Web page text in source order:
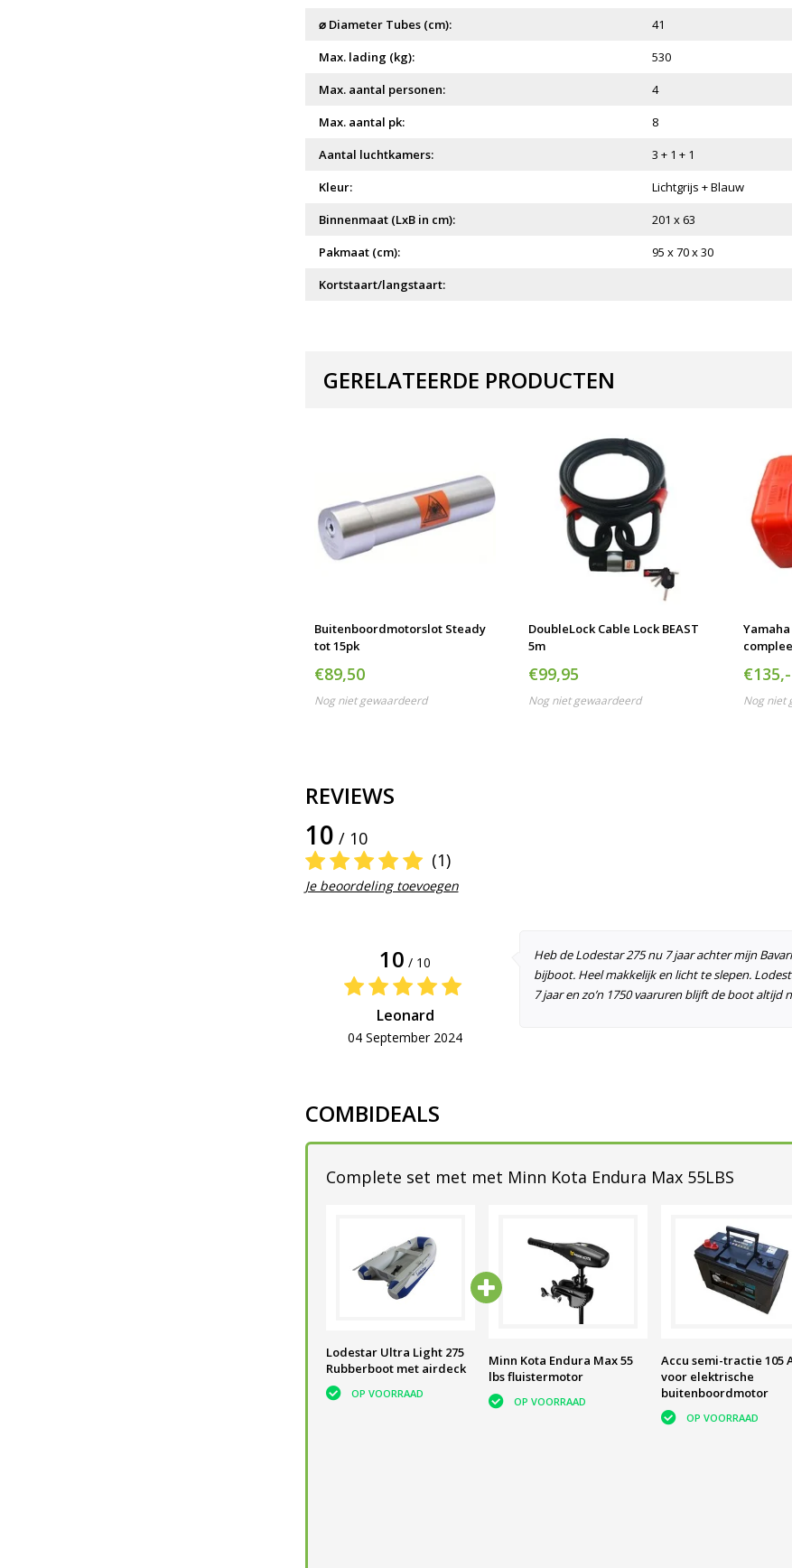
⌀ Diameter Tubes (cm):
41
Max. lading (kg):
530
Max. aantal personen:
4
Max. aantal pk:
8
Aantal luchtkamers:
3 + 1 + 1
Kleur:
Lichtgrijs + Blauw
Binnenmaat (LxB in cm):
201 x 63
Pakmaat (cm):
95 x 70 x 30
Kortstaart/langstaart:
GERELATEERDE PRODUCTEN
Buitenboordmotorslot Steady
tot 15pk
€89,50
Nog niet gewaardeerd
DoubleLock Cable Lock BEAST
5m
€99,95
Nog niet gewaardeerd
€135,-
Nog niet
REVIEWS
10 / 10
(1)
Je beoordeling toevoegen
10 / 10
Leonard
04 September 2024
Heb de Lodestar 275 nu 7 jaar achter mijn
bijboot. Heel makkelijk en licht te slepen.
7 jaar en zo’n 1750 vaaruren blijft de boot
COMBIDEALS
Complete set met met Minn Kota Endura Max 55LBS
Lodestar Ultra Light 275
Rubberboot met airdeck
OP VOORRAAD
Minn Kota Endura Max 55
lbs fluistermotor
OP VOORRAAD
Accu semi-tractie 105
voor elektrische
buitenboordmotor
OP VOORRAAD